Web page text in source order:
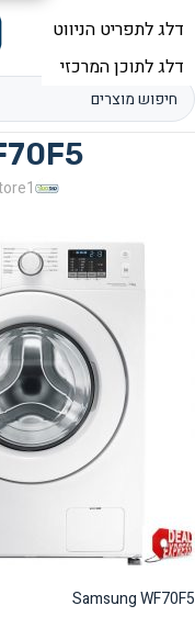
תפריט
Samsung WF70F5